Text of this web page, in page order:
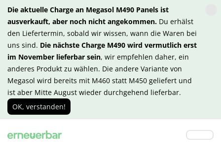
Die aktuelle Charge an Megasol M490 Panels ist
ausverkauft, aber noch nicht angekommen. Du erhälst
den Liefertermin, sobald wir wissen, wann die Waren bei
uns sind. Die nächste Charge M490 wird vermutlich erst
im November lieferbar sein, wir empfehlen daher, ein
anderes Produkt zu wählen. Die andere Variante von
Megasol wird bereits mit M460 statt M450 geliefert und
ist aber Mitte August wieder durchgehend lieferbar.
OK, verstanden!